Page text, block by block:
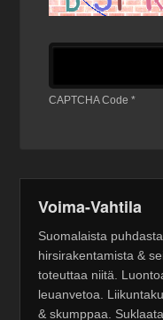
CAPTCHA Code *
Voima-Vahtila
Suomalaista
hirsirakentamista &
toteuttaa niitä.
leuanvetoa.
& skumppaa.